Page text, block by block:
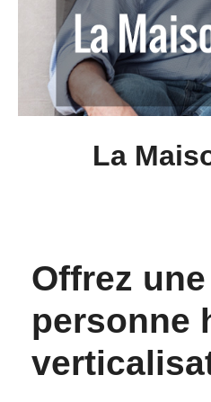
La
Offrez
personne